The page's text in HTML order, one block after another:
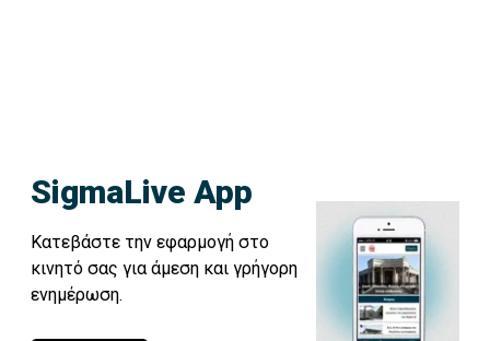
SigmaLive App
Κατεβάστε την εφαρμογή στο
κινητό σας για άμεση και γρήγορη
ενημέρωση.